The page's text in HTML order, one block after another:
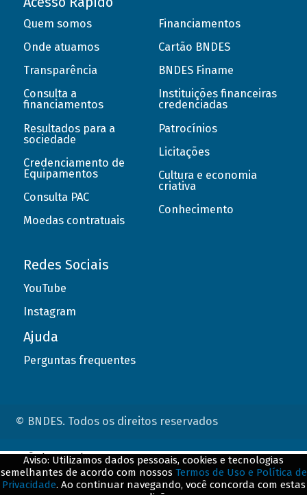
Quem somos
Onde atuamos
Transparência
Consulta a
financiamentos
Resultados para a
sociedade
Credenciamento de
Equipamentos
Consulta PAC
Moedas contratuais
Financiamentos
Cartão BNDES
BNDES Finame
Instituições financeiras
credenciadas
Patrocínios
Licitações
Cultura e economia
criativa
Conhecimento
Redes Sociais
YouTube
Instagram
Ajuda
Perguntas frequentes
© BNDES. Todos os direitos reservados
Aviso: Utilizamos dados pessoais, cookies e tecnologias
semelhantes de acordo com nossos Termos de Uso e Política de
Privacidade. Ao continuar navegando, você concorda com estas
ConteÃºdo complementar
${title}${badge}